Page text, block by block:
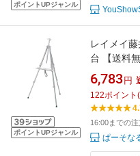
ポイントUPジャンル
ポイントUPジャンル
レイメイ
台 【送料無
6,783 円
122ポイント (
16:00までの
ぱーそな